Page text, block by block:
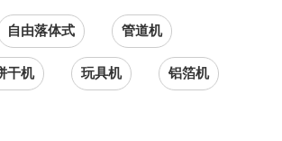
自由落体式 管道机
干机 玩具机 铝箔机